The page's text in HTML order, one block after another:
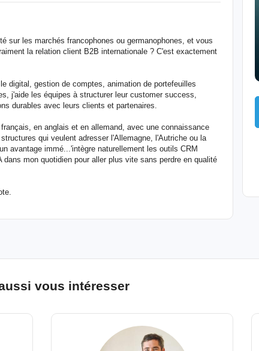
sur les marchés francophones ou germanophones, et vous
la relation client B2B internationale ? C'est exactement
digital, gestion de comptes, animation de portefeuilles
j'aide les équipes à structurer leur customer success,
durables avec leurs clients et partenaires.
en anglais et en allemand, avec une connaissance
qui veulent adresser l'Allemagne, l'Autriche ou la
avantage immé...'intègre naturellement les outils CRM
mon quotidien pour aller plus vite sans perdre en qualité
vous intéresser